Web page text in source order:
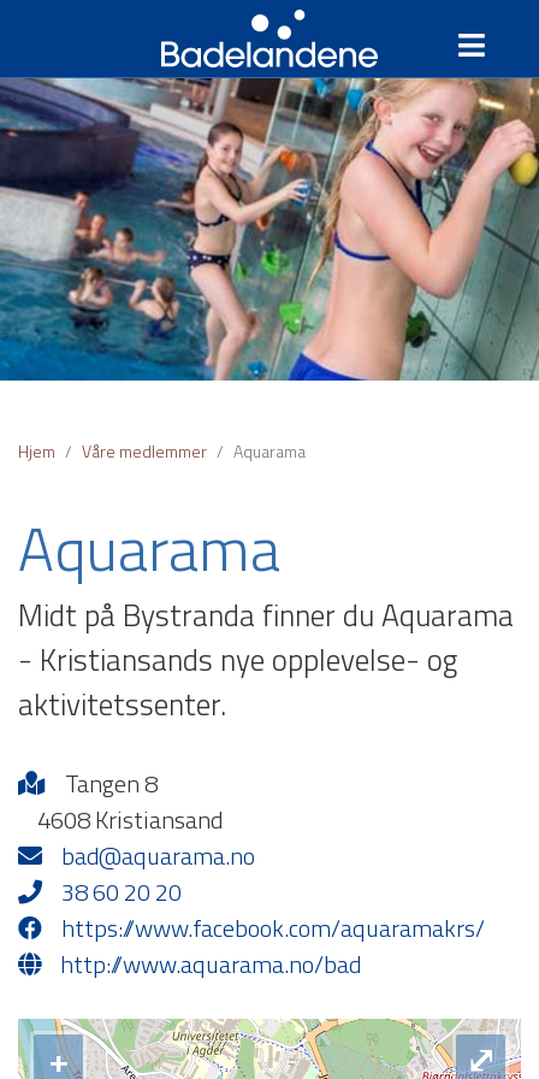
Hjem Våre medlemmer Aquarama
Aquarama
Midt på Bystranda finner du Aquarama
- Kristiansands nye opplevelse- og
aktivitetssenter.
Tangen 8
4608 Kristiansand
bad@aquarama.no
38 60 20 20
https://www.facebook.com/aquaramakrs/
http://www.aquarama.no/bad
⤢
+